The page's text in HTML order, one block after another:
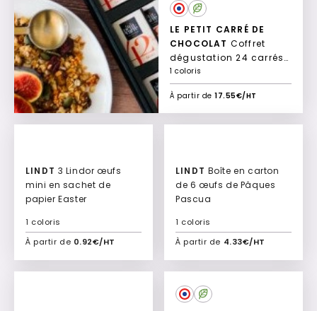
LE PETIT CARRÉ DE
CHOCOLAT Coffret
dégustation 24 carrés
Dégustation
À partir de 17.55€/HT
1 coloris
LINDT
mini en sachet de
papier Easter
À partir de 0.92€/HT
1 coloris
Ajouter à mon devis
LINDT
de 6 œufs de Pâques
Pascua
À partir de 4.33€/HT
1 coloris
Ajouter à mon devis